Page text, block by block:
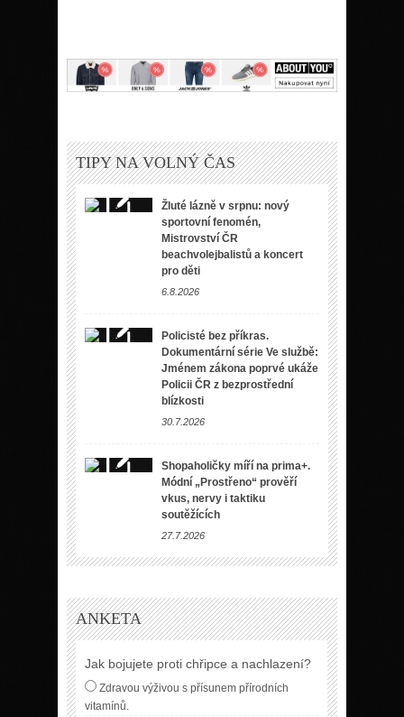
TIPY NA VOLNÝ ČAS
Žluté lázně v srpnu: nový
sportovní fenomén,
Mistrovství ČR
beachvolejbalistů a koncert
pro děti
6.8.2026
Policisté bez příkras.
Dokumentární série Ve službě:
Jménem zákona poprvé ukáže
Policii ČR z bezprostřední
blízkosti
30.7.2026
Shopaholičky míří na prima+.
Módní „Prostřeno“ prověří
vkus, nervy i taktiku
soutěžících
27.7.2026
ANKETA
Jak bojujete proti chřipce a nachlazení?
Zdravou výživou s přísunem přírodních
vitamínů.